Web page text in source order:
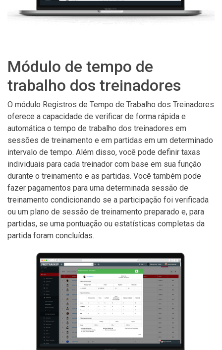
Módulo de tempo de
trabalho dos treinadores
O módulo Registros de Tempo de Trabalho dos Treinadores
oferece a capacidade de verificar de forma rápida e
automática o tempo de trabalho dos treinadores em
sessões de treinamento e em partidas em um determinado
intervalo de tempo. Além disso, você pode definir taxas
individuais para cada treinador com base em sua função
durante o treinamento e as partidas. Você também pode
fazer pagamentos para uma determinada sessão de
treinamento condicionando se a participação foi verificada
ou um plano de sessão de treinamento preparado e, para
partidas, se uma pontuação ou estatísticas completas da
partida foram concluídas.